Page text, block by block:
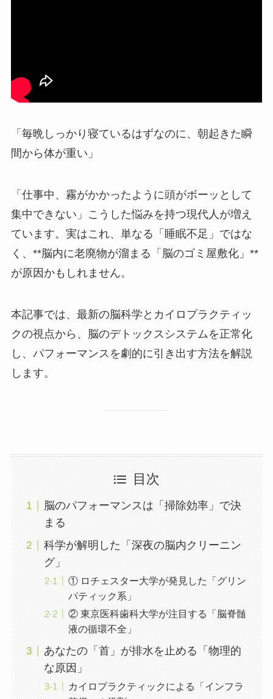
「毎晩しっかり寝ているはずなのに、朝起きた瞬
間から体が重い」
「仕事中、霧がかかったように頭がボーッとして
集中できない」こうした悩みを持つ現代人が増え
ています。実はこれ、単なる「睡眠不足」ではな
く、**脳内に老廃物が溜まる「脳のゴミ屋敷化」**
が原因かもしれません。
本記事では、最新の脳科学とカイロプラクティッ
クの視点から、脳のデトックスシステムを正常化
し、パフォーマンスを劇的に引き出す方法を解説
します。
目次
脳のパフォーマンスは「掃除効率」で決
まる
科学が解明した「深夜の脳内クリーニン
グ」
① ロチェスター大学が発見した「グリン
パティック系」
② 東京医科歯科大学が注目する「脳脊髄
液の循環不全」
あなたの「首」が排水を止める「物理的
な原因」
カイロプラクティックによる「インフラ